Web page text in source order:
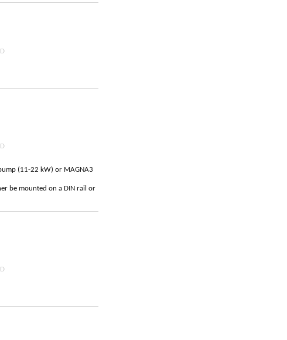
(11-22 kW) or MAGNA3
be mounted on a DIN rail or